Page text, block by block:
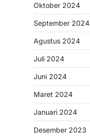
Oktober 2024
September 2024
Agustus 2024
Juli 2024
Juni 2024
Maret 2024
Januari 2024
Desember 2023